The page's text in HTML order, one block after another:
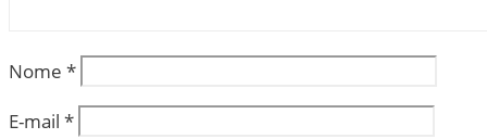
Nome *
E-mail *